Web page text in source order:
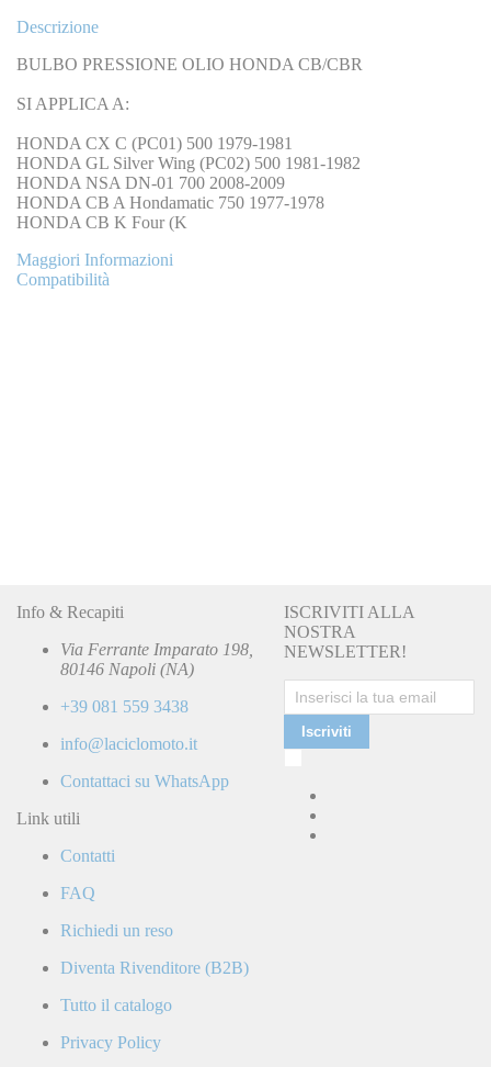
Descrizione
BULBO PRESSIONE OLIO HONDA CB/CBR
SI APPLICA A:
HONDA CX C (PC01) 500 1979-1981
HONDA GL Silver Wing (PC02) 500 1981-1982
HONDA NSA DN-01 700 2008-2009
HONDA CB A Hondamatic 750 1977-1978
HONDA CB K Four (K
Maggiori Informazioni
Compatibilità
Info & Recapiti
Via Ferrante Imparato 198,
80146 Napoli (NA)
+39 081 559 3438
info@laciclomoto.it
Contattaci su WhatsApp
Link utili
Contatti
FAQ
Richiedi un reso
Diventa Rivenditore (B2B)
Tutto il catalogo
Privacy Policy
ISCRIVITI ALLA
NOSTRA
NEWSLETTER!
Iscriviti
e
accetto
la